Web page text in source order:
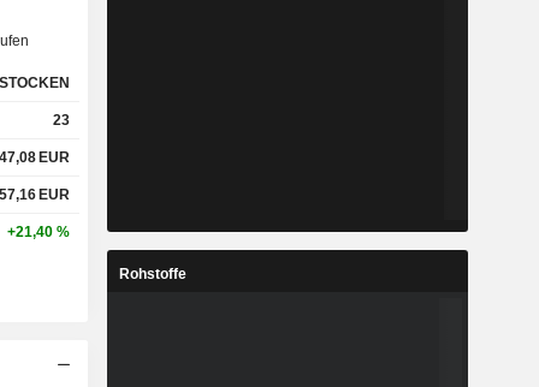
23
47,08 EUR
57,16 EUR
+21,40 %
Rohstoffe